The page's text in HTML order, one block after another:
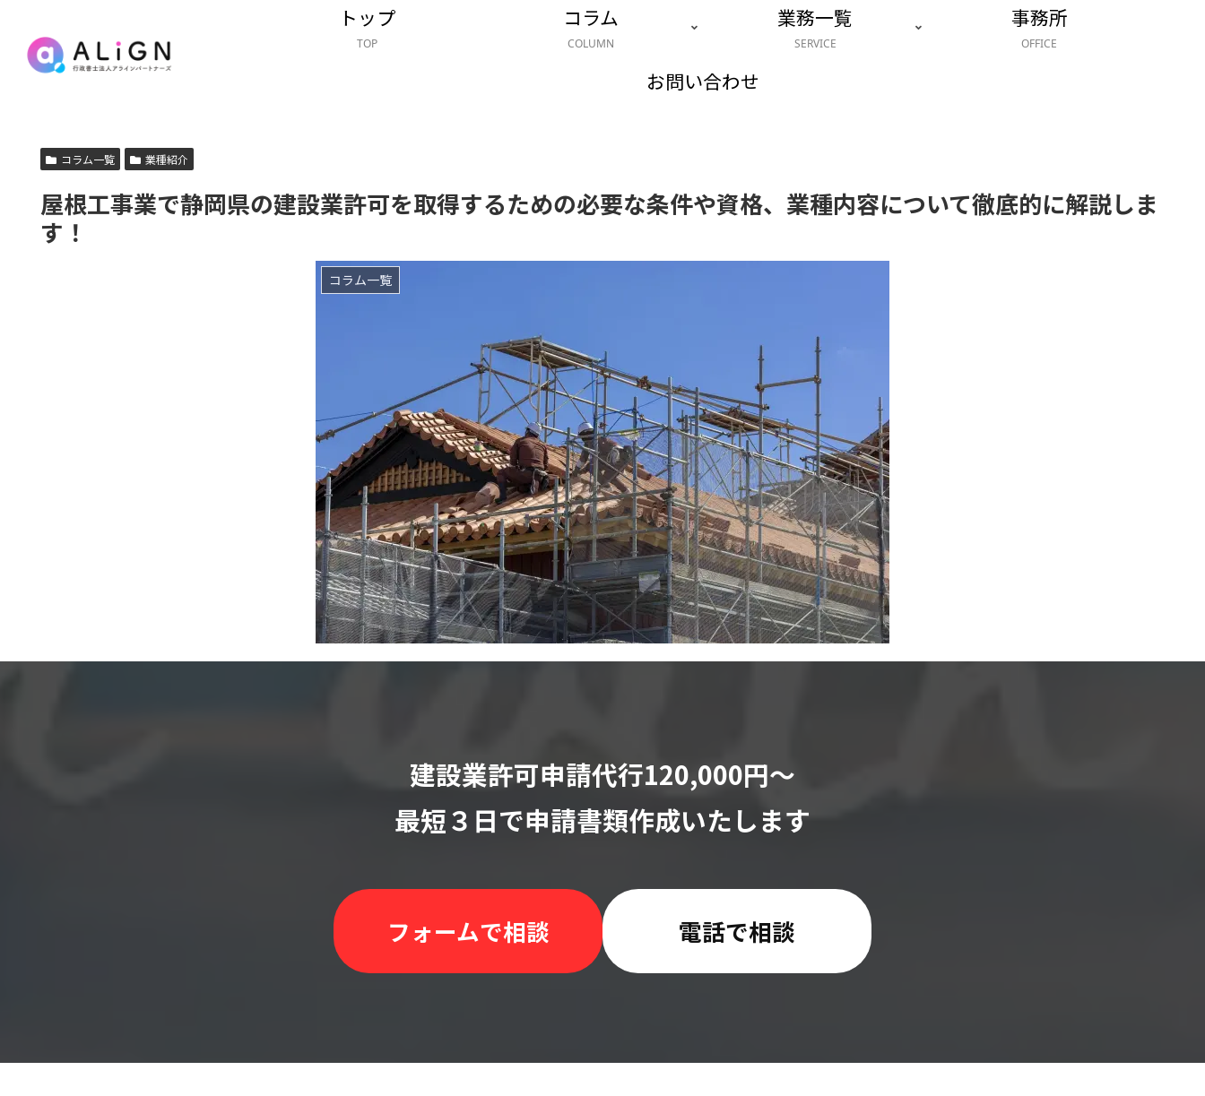
トップ
TOP
コラム
COLUMN
業務一覧
SERVICE
事務所
OFFICE
お問い合わせ
コラム一覧 業種紹介
屋根工事業で静岡県の建設業許可を取得するための必要な条件や資格、業種内容について徹底的に解説しま
す！
コラム一覧
建設業許可申請代行120,000円〜
最短３日で申請書類作成いたします
フォームで相談 電話で相談